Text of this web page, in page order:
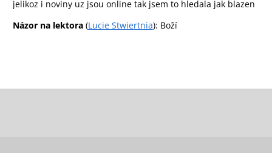
jelikoz i noviny uz jsou online tak jsem to hledala jak blazen
Názor na lektora(Lucie Stwiertnia): Boží